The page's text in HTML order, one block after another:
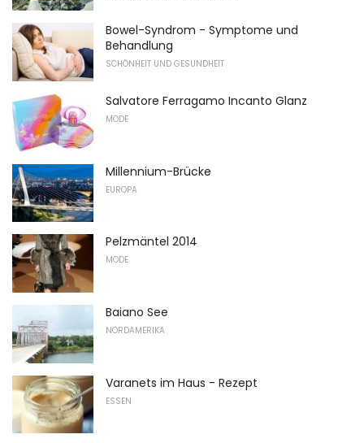
Bowel-Syndrom - Symptome und
Behandlung
SCHÖNHEIT UND GESUNDHEIT
Salvatore Ferragamo Incanto Glanz
MODE
Millennium-Brücke
EUROPA
Pelzmäntel 2014
MODE
Baiano See
NORDAMERIKA
Varanets im Haus - Rezept
ESSEN